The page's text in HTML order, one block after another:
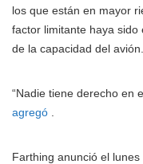
los que están en mayor
factor limitante haya sido
de la capacidad del avión.
“Nadie tiene derecho en
agregó
Farthing anunció el